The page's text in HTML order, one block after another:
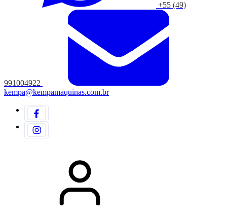
+55 (49)
991004922
kempa@kempamaquinas.com.br